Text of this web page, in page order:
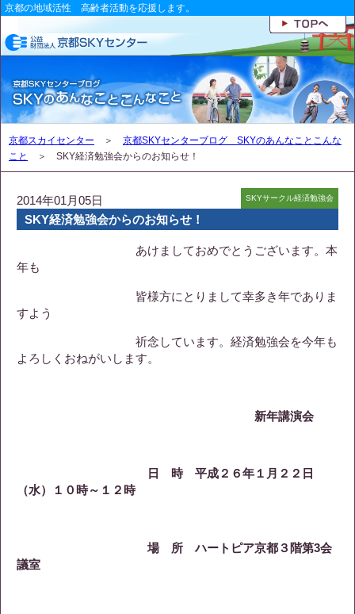
京都の地域活性 高齢者活動を応援します。
京都スカイセンター ＞ 京都SKYセンターブログ SKYのあんなことこんな
こと
＞ SKY経済勉強会からのお知らせ！
2014年01月05日 SKYサークル経済勉強会
SKY経済勉強会からのお知らせ！
あけましておめでとうございます。本
年も
皆様方にとりまして幸多き年でありま
すよう
祈念しています。経済勉強会を今年も
よろしくおねがいします。
新年講演会
日 時 平成２６年１月２２日
（水）１０時～１２時
場 所 ハートピア京都３階第3会
議室